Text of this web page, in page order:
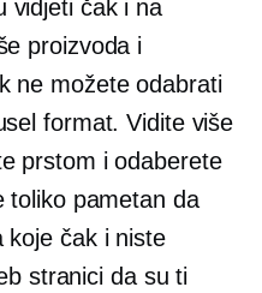
vidjeti čak i na
proizvoda i
ne možete odabrati
format. Vidite više
prstom i odaberete
toliko pametan da
koje čak i niste
stranici da su ti